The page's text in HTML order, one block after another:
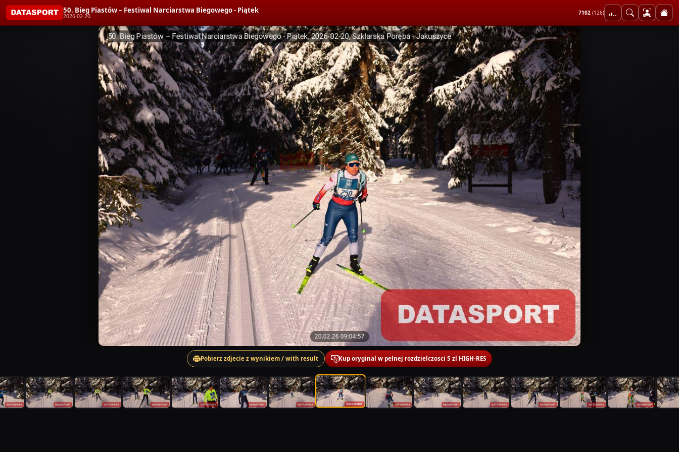
50. Bieg Piastów – Festiwal Narciarstwa Biegowego - Piątek
2026-02-20 7102 (126)
20.02.26 09:04:57
Pobierz zdjecie z wynikiem / with result Kup oryginal w pelnej rozdzielczosci 5 zl HIGH-RES